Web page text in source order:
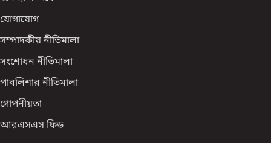
যোগাযোগ
সম্পাদকীয় নীতিমালা
সংশোধন নীতিমালা
পাবলিশার নীতিমালা
গোপনীয়তা
আরএসএস ফিড